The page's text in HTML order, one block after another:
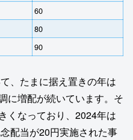
60
80
90
、たまに据え置きの年は
に増配が続いています。そ
くなっており、2024年は
配当が20円実施された事